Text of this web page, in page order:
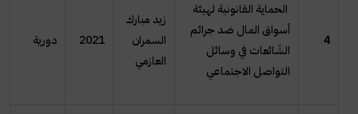
4
الحماية القانونية لهيئة
أسواق المال ضد جرائم
الشَائعات في وسائل
التواصل الاجتماعي
زيد مبارك
السمران
العازمي
2021 دورية